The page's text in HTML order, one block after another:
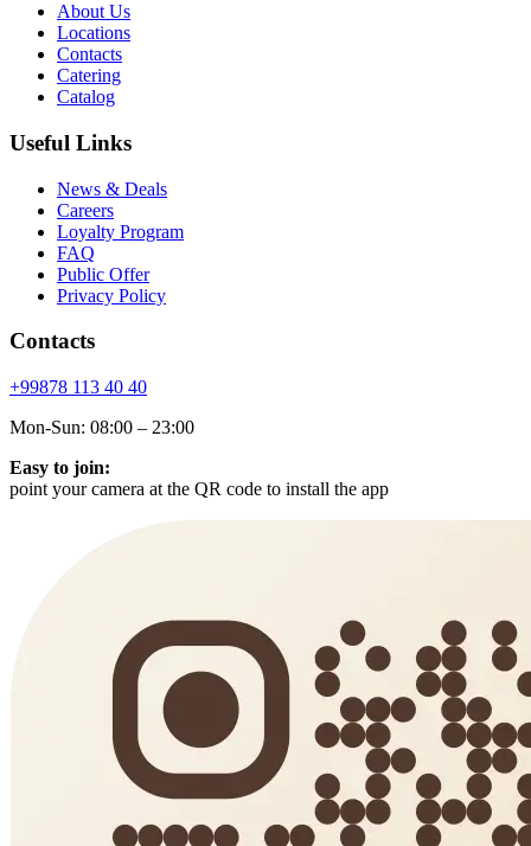
About Us
Locations
Contacts
Catering
Catalog
Useful Links
News & Deals
Careers
Loyalty Program
FAQ
Public Offer
Privacy Policy
Contacts
+99878 113 40 40
Mon-Sun: 08:00 – 23:00
Easy to join:
point your camera at the QR code to install the app